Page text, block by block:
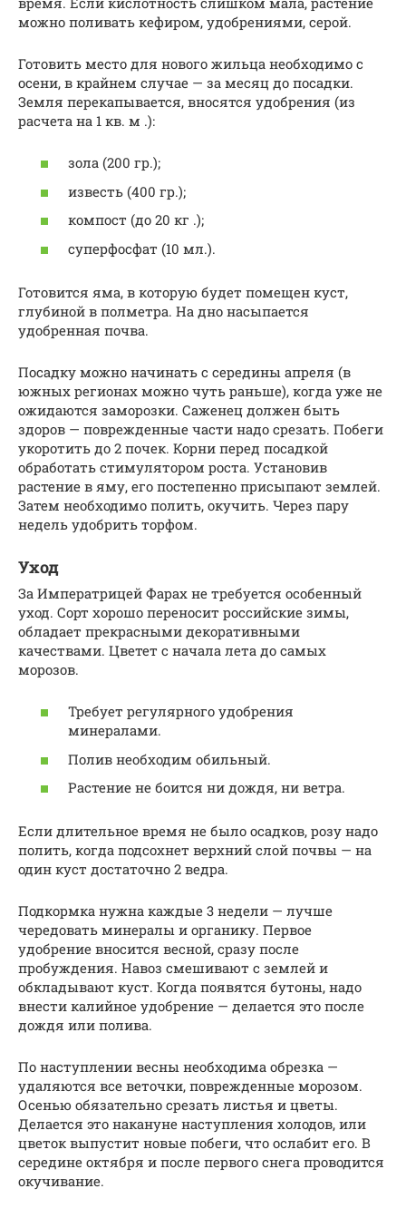
можно поливать кефиром, удобрениями, серой.
Готовить место для нового жильца необходимо с
осени, в крайнем случае — за месяц до посадки.
Земля перекапывается, вносятся удобрения (из
расчета на 1 кв. м .):
зола (200 гр.);
известь (400 гр.);
компост (до 20 кг .);
суперфосфат (10 мл.).
Готовится яма, в которую будет помещен куст,
глубиной в полметра. На дно насыпается
удобренная почва.
Посадку можно начинать с середины апреля (в
южных регионах можно чуть раньше), когда уже не
ожидаются заморозки. Саженец должен быть
здоров — поврежденные части надо срезать. Побеги
укоротить до 2 почек. Корни перед посадкой
обработать стимулятором роста. Установив
растение в яму, его постепенно присыпают землей.
Затем необходимо полить, окучить. Через пару
недель удобрить торфом.
Уход
За Императрицей Фарах не требуется особенный
уход. Сорт хорошо переносит российские зимы,
обладает прекрасными декоративными
качествами. Цветет с начала лета до самых
морозов.
Требует регулярного удобрения
минералами.
Полив необходим обильный.
Растение не боится ни дождя, ни ветра.
Если длительное время не было осадков, розу надо
полить, когда подсохнет верхний слой почвы — на
один куст достаточно 2 ведра.
Подкормка нужна каждые 3 недели — лучше
чередовать минералы и органику. Первое
удобрение вносится весной, сразу после
пробуждения. Навоз смешивают с землей и
обкладывают куст. Когда появятся бутоны, надо
внести калийное удобрение — делается это после
дождя или полива.
По наступлении весны необходима обрезка —
удаляются все веточки, поврежденные морозом.
Осенью обязательно срезать листья и цветы.
Делается это накануне наступления холодов, или
цветок выпустит новые побеги, что ослабит его. В
середине октября и после первого снега проводится
окучивание.